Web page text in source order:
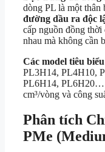
dòng PL là một thân
đường dầu ra độc
cấp nguồn đồng thời
nhau mà không cần
Các model tiêu biểu
PL3H14, PL4H10,
PL6H14, PL6H20…
cm³/vòng và công
Phân tích
PMe